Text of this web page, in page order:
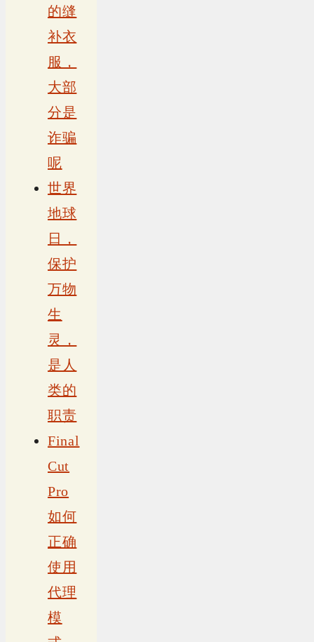
的缝
补衣
服，
大部
分是
诈骗
呢
世界
地球
日，
保护
万物
生
灵，
是人
类的
职责
Final
Cut
Pro
如何
正确
使用
代理
模